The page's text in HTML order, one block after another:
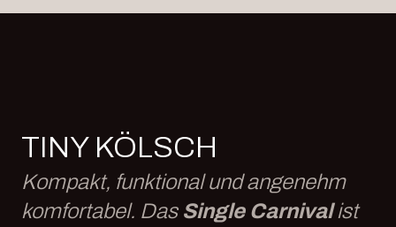
TINY KÖLSCH
Kompakt, funktional und angenehm
komfortabel. Das Single Carnivalist